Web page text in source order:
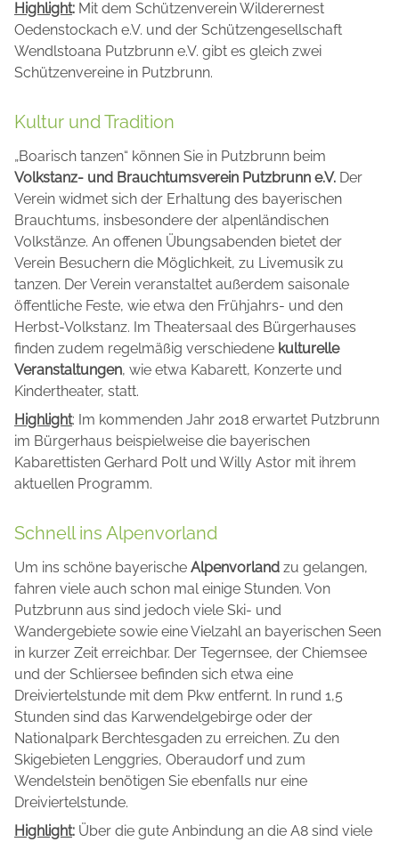
Highlight: Mit dem Schützenverein Wilderernest
Oedenstockach e.V. und der Schützengesellschaft
Wendlstoana Putzbrunn e.V. gibt es gleich zwei
Schützenvereine in Putzbrunn.
Kultur und Tradition
„Boarisch tanzen“ können Sie in Putzbrunn beim
Volkstanz- und Brauchtumsverein Putzbrunn e.V. Der
Verein widmet sich der Erhaltung des bayerischen
Brauchtums, insbesondere der alpenländischen
Volkstänze. An offenen Übungsabenden bietet der
Verein Besuchern die Möglichkeit, zu Livemusik zu
tanzen. Der Verein veranstaltet außerdem saisonale
öffentliche Feste, wie etwa den Frühjahrs- und den
Herbst-Volkstanz. Im Theatersaal des Bürgerhauses
finden zudem regelmäßig verschiedene kulturelle
Veranstaltungen, wie etwa Kabarett, Konzerte und
Kindertheater, statt.
Highlight: Im kommenden Jahr 2018 erwartet Putzbrunn
im Bürgerhaus beispielweise die bayerischen
Kabarettisten Gerhard Polt und Willy Astor mit ihrem
aktuellen Programm.
Schnell ins Alpenvorland
Um ins schöne bayerische Alpenvorland zu gelangen,
fahren viele auch schon mal einige Stunden. Von
Putzbrunn aus sind jedoch viele Ski- und
Wandergebiete sowie eine Vielzahl an bayerischen Seen
in kurzer Zeit erreichbar. Der Tegernsee, der Chiemsee
und der Schliersee befinden sich etwa eine
Dreiviertelstunde mit dem Pkw entfernt. In rund 1,5
Stunden sind das Karwendelgebirge oder der
Nationalpark Berchtesgaden zu erreichen. Zu den
Skigebieten Lenggries, Oberaudorf und zum
Wendelstein benötigen Sie ebenfalls nur eine
Dreiviertelstunde.
Highlight: Über die gute Anbindung an die A8 sind viele